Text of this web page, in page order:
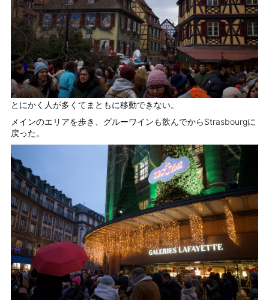
とにかく人が多くてまともに移動できない。
メインのエリアを歩き、グルーワインも飲んでからStrasbourgに
戻った。